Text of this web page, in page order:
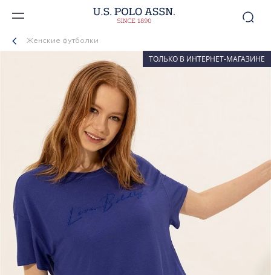
Женские футболки
ТОЛЬКО В ИНТЕРНЕТ-МАГАЗИНЕ